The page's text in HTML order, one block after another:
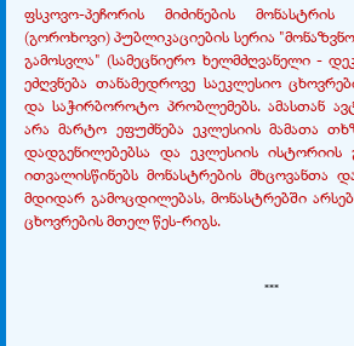
ფსკოვო-პეჩორის მიძინების მონასტრის
(გოროხოვი) პუბლიკაციების სერია
გამოსვლა" (სამეცნიერო ხელმძღვანელი -
ეძღვნება თანამედროვე საეკლესიო
და საჭირბოროტო პრობლემებს. ამასთან
არა მარტო ეფუძნება ეკლესიის მამათა
დადგენილებებსა და ეკლესიის ისტორიის
ითვალისწინებს მონასტრების მხცოვანთა
მდიდარ გამოცდილებას, მონასტრებში
ცხოვრების მთელ წეს-რიგს.
***